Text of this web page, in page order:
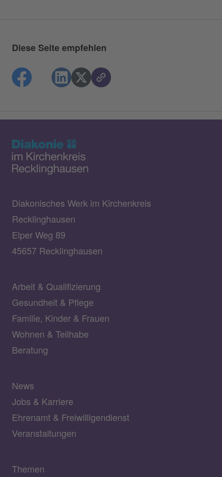
Diese Seite empfehlen
Diakonisches Werk im Kirchenkreis
Recklinghausen
Elper Weg 89
45657 Recklinghausen
Arbeit & Qualifizierung
Gesundheit & Pflege
Familie, Kinder & Frauen
Wohnen & Teilhabe
Beratung
News
Jobs & Karriere
Ehrenamt & Freiwilligendienst
Veranstaltungen
Themen